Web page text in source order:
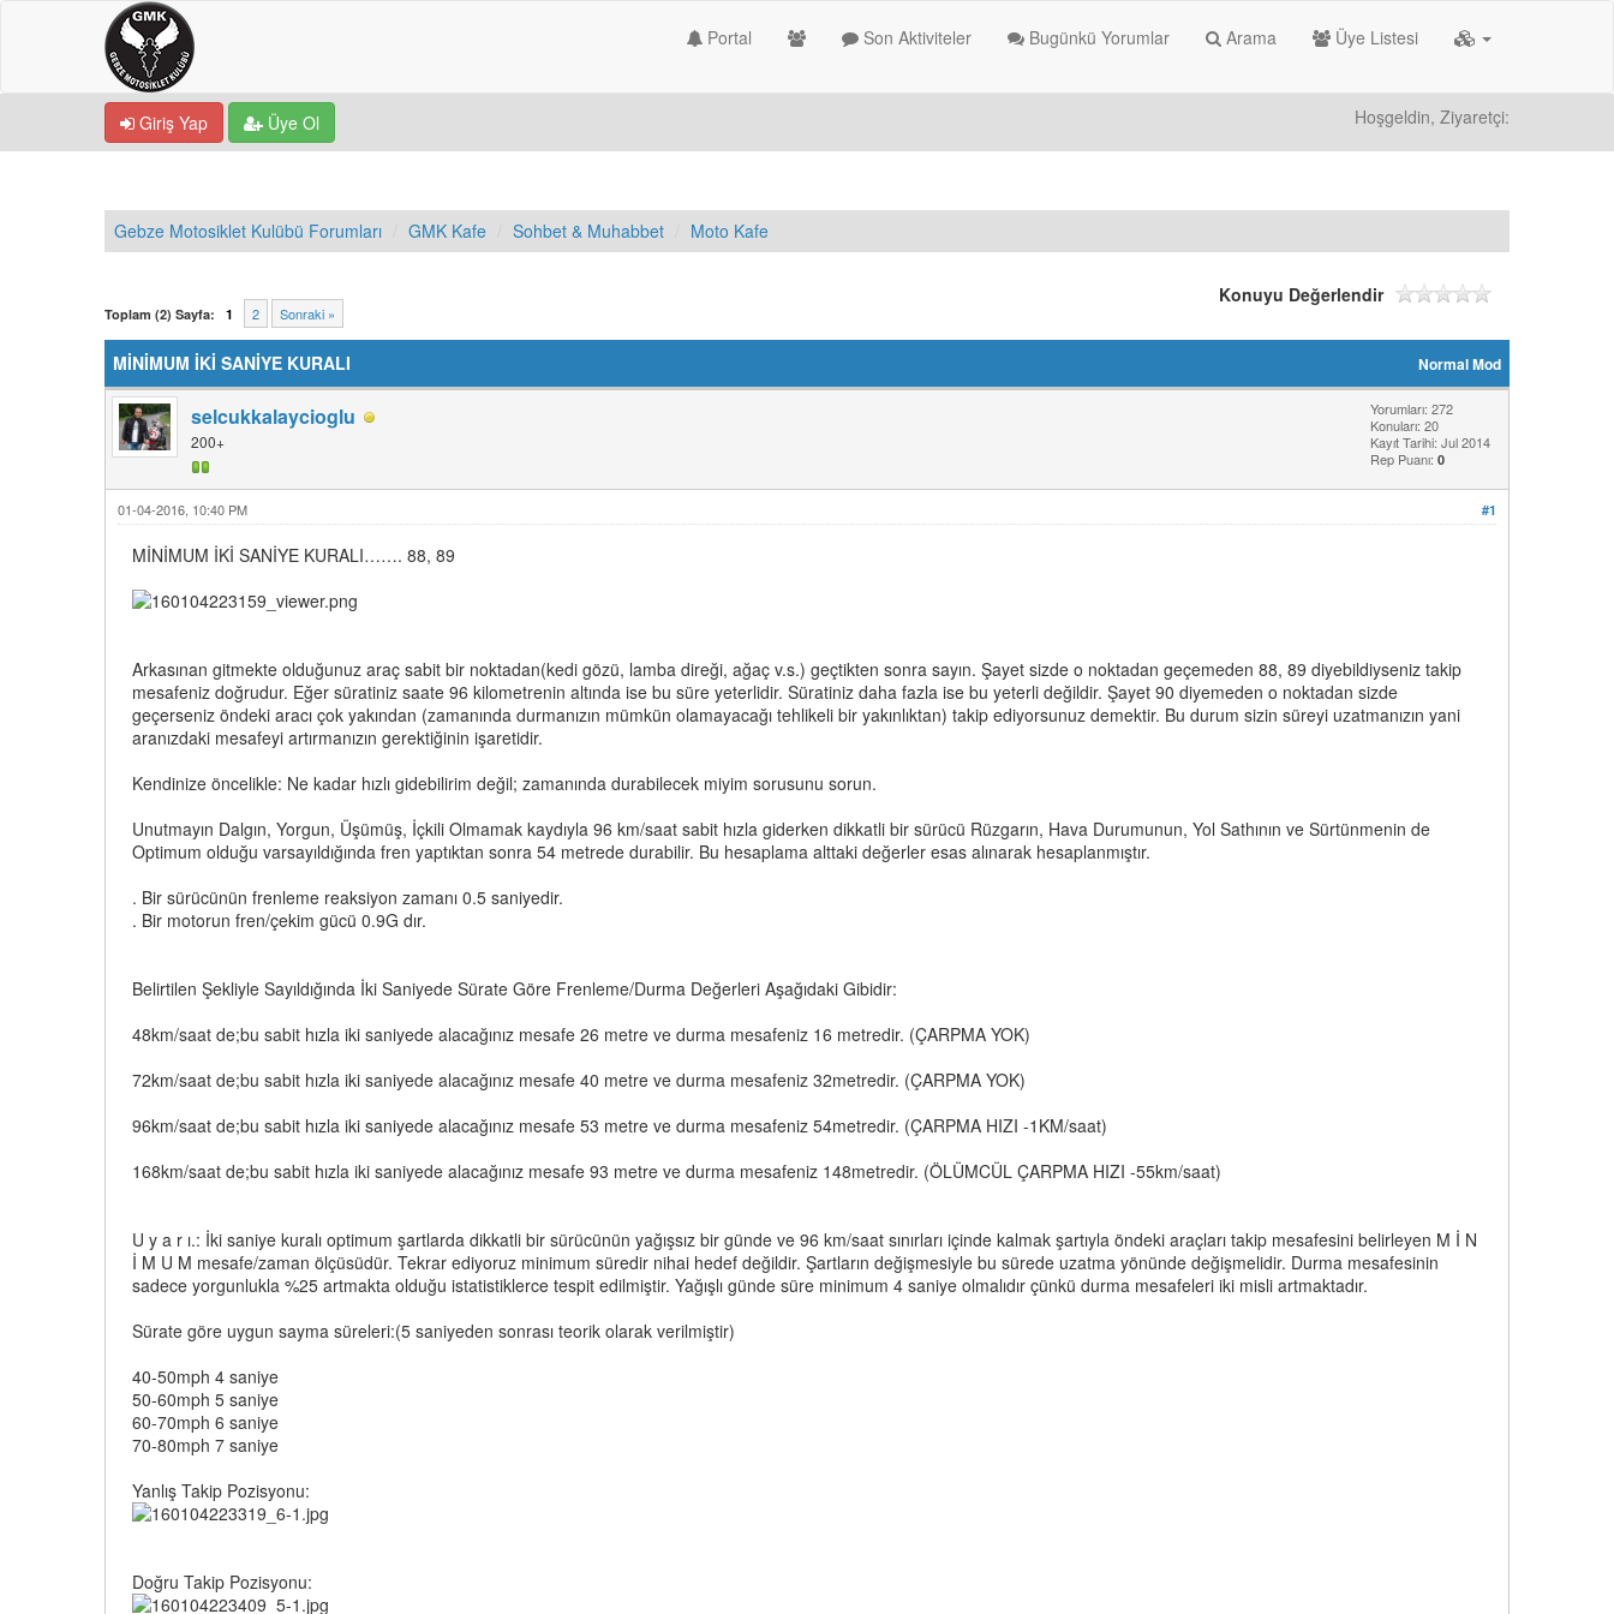
Portal Son Aktiviteler Bugünkü Yorumlar Arama Üye Listesi
Giriş Yap Üye Ol Hoşgeldin, Ziyaretçi:
Gebze Motosiklet Kulübü Forumları GMK Kafe Sohbet & Muhabbet Moto Kafe
Toplam (2) Sayfa: 1 2 Sonraki »
Konuyu Değerlendir
0 Oy - 0 Ortalama
Normal Mod
MİNİMUM İKİ SANİYE KURALI
selcukkalaycioglu
200+
Yorumları: 272
Konuları: 20
Kayıt Tarihi: Jul 2014
Rep Puanı: 0
#1
01-04-2016, 10:40 PM
MİNİMUM İKİ SANİYE KURALI……. 88, 89
Arkasınan gitmekte olduğunuz araç sabit bir noktadan(kedi gözü, lamba direği, ağaç v.s.) geçtikten sonra sayın. Şayet sizde o noktadan geçemeden 88, 89 diyebildiyseniz takip
mesafeniz doğrudur. Eğer süratiniz saate 96 kilometrenin altında ise bu süre yeterlidir. Süratiniz daha fazla ise bu yeterli değildir. Şayet 90 diyemeden o noktadan sizde
geçerseniz öndeki aracı çok yakından (zamanında durmanızın mümkün olamayacağı tehlikeli bir yakınlıktan) takip ediyorsunuz demektir. Bu durum sizin süreyi uzatmanızın yani
aranızdaki mesafeyi artırmanızın gerektiğinin işaretidir.
Kendinize öncelikle: Ne kadar hızlı gidebilirim değil; zamanında durabilecek miyim sorusunu sorun.
Unutmayın Dalgın, Yorgun, Üşümüş, İçkili Olmamak kaydıyla 96 km/saat sabit hızla giderken dikkatli bir sürücü Rüzgarın, Hava Durumunun, Yol Sathının ve Sürtünmenin de
Optimum olduğu varsayıldığında fren yaptıktan sonra 54 metrede durabilir. Bu hesaplama alttaki değerler esas alınarak hesaplanmıştır.
. Bir sürücünün frenleme reaksiyon zamanı 0.5 saniyedir.
. Bir motorun fren/çekim gücü 0.9G dır.
Belirtilen Şekliyle Sayıldığında İki Saniyede Sürate Göre Frenleme/Durma Değerleri Aşağıdaki Gibidir:
48km/saat de;bu sabit hızla iki saniyede alacağınız mesafe 26 metre ve durma mesafeniz 16 metredir. (ÇARPMA YOK)
72km/saat de;bu sabit hızla iki saniyede alacağınız mesafe 40 metre ve durma mesafeniz 32metredir. (ÇARPMA YOK)
96km/saat de;bu sabit hızla iki saniyede alacağınız mesafe 53 metre ve durma mesafeniz 54metredir. (ÇARPMA HIZI -1KM/saat)
168km/saat de;bu sabit hızla iki saniyede alacağınız mesafe 93 metre ve durma mesafeniz 148metredir. (ÖLÜMCÜL ÇARPMA HIZI -55km/saat)
U y a r ı.: İki saniye kuralı optimum şartlarda dikkatli bir sürücünün yağışsız bir günde ve 96 km/saat sınırları içinde kalmak şartıyla öndeki araçları takip mesafesini belirleyen M İ N
İ M U M mesafe/zaman ölçüsüdür. Tekrar ediyoruz minimum süredir nihai hedef değildir. Şartların değişmesiyle bu sürede uzatma yönünde değişmelidir. Durma mesafesinin
sadece yorgunlukla %25 artmakta olduğu istatistiklerce tespit edilmiştir. Yağışlı günde süre minimum 4 saniye olmalıdır çünkü durma mesafeleri iki misli artmaktadır.
Sürate göre uygun sayma süreleri:(5 saniyeden sonrası teorik olarak verilmiştir)
40-50mph 4 saniye
50-60mph 5 saniye
60-70mph 6 saniye
70-80mph 7 saniye
Yanlış Takip Pozisyonu:
Doğru Takip Pozisyonu: